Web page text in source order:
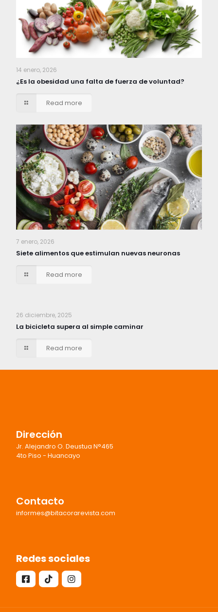
14 enero, 2026
¿Es la obesidad una falta de fuerza de voluntad?
Read more
7 enero, 2026
Siete alimentos que estimulan nuevas neuronas
Read more
26 diciembre, 2025
La bicicleta supera al simple caminar
Read more
Dirección
Jr. Alejandro O. Deustua N°465
4to Piso - Huancayo
Contacto
informes@bitacorarevista.com
Redes sociales